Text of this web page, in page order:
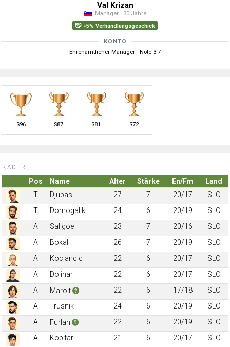
Val Krizan
Manager · 30 Jahre
+5% Verhandlungsgeschick
KONTO
Ehrenamtlicher Manager · Note 3.7
S96 S87 S81 S72
KADER:
Pos Name Alter Stärke En/Fm
Land
T
Djubas 27 7 20/17
SLO
T
Domogalik 24 6 20/19
SLO
A
Saligoe 23 7 20/16
SLO
A
Bokal 26 7 20/19
SLO
A
Kocjancic 22 6 20/17
SLO
A
Dolinar 22 6 20/17
SLO
A
Marolt 22 6 17/18
SLO
A
Trusnik 24 6 20/19
SLO
A
Furlan 22 6 20/19
SLO
A
Kopitar 21 6 20/17
SLO